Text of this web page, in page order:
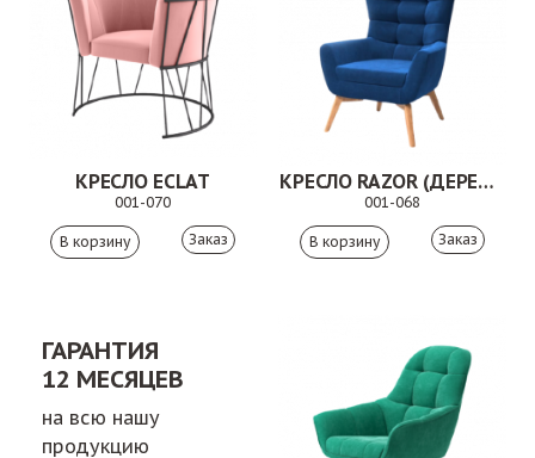
КРЕСЛО ECLAT
001-070
Заказ
КРЕСЛО RAZOR (ДЕРЕВЯННЫЕ ОПОРЫ)
001-068
Заказ
ГАРАНТИЯ
12 МЕСЯЦЕВ
на всю нашу
продукцию